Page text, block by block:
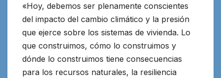
«Hoy, debemos ser plenamente conscientes
del impacto del cambio climático y la presión
que ejerce sobre los sistemas de vivienda. Lo
que construimos, cómo lo construimos y
dónde lo construimos tiene consecuencias
para los recursos naturales, la resiliencia